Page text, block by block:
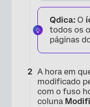
Qdica: O
todos os
páginas
A hora em
modificado
com o fuso
coluna